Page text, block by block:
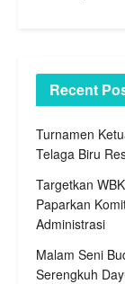
Recent
Turnamen
Telaga Biru
Targetkan
Paparkan
Administrasi
Malam Seni
Serengkuh